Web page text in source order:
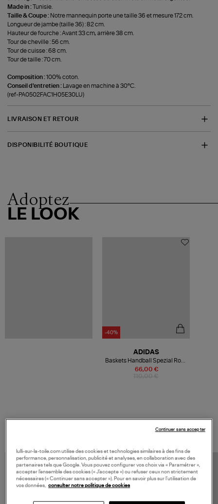
Made in :Tunisie.
Taille & Coupe : Notre mannequin porte une taille 36 et mesure 172 cm.
Longueur de jambe (taille 36) : 82 cm.
Hauteur de fourche : Avant 33 cm, arrière 38 cm.
Tour de cheville : 56 cm.
Tour de cuisse : 68 cm.
Tour de taille : 70 cm.
Composition :100% coton.
Conseil d'entretien :
Lavage en machine à 30°C.
(ref-PA0502FAC1H05E30LU)
LIVRAISON ET RETOUR
DISPONIBILITÉ BOUTIQUE
Adoptez
LE LOOK
-40%
66,00 €
ADIDAS
Baskets Handball Spezial Rose
Pâle, Bleu Marine, Gomme
VOS DERNIERS PRODUITS VUS
lulli-sur-la-toile.com utilise des cookies et technologies similaires à des fins de
performance, personnalisation, publicité et analyses, en collaboration avec des
partenaires tels que Google. Vous pouvez configurer vos choix via « Paramétrer »,
accepter l’ensemble des cookies (« J’accepte ») ou refuser ceux non strictement
nécessaires (« Continuer sans accepter »). Pour en savoir plus sur l’utilisation de
vos données, consulter notre politique de cookies
Continuer sans accepter